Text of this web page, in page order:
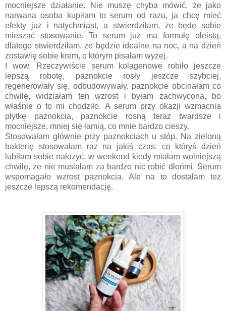
mocniejsze działanie. Nie muszę chyba mówić, że jako
narwana osoba kupiłam to serum od razu, ja chcę mieć
efekty już i natychmiast, a stwierdziłam, że będę sobie
mieszać stosowanie. To serum już ma formułę oleistą,
dlatego stwierdziłam, że będzie idealne na noc, a na dzień
zostawię sobie krem, o którym pisałam wyżej.
I wow. Rzeczywiście serum kolagenowe robiło jeszcze
lepszą robotę, paznokcie rosły jeszcze szybciej,
regenerowały się, odbudowywały, paznokcie obcinałam co
chwilę, widziałam ten wzrost i byłam zachwycona, bo
właśnie o to mi chodziło. A serum przy okazji wzmacnia
płytkę paznokcia, paznokcie rosną teraz twardsze i
mocniejsze, mniej się łamią, co mnie bardzo cieszy.
Stosowałam głównie przy paznokciach u stóp. Na zieloną
bakterię stosowałam raz na jakiś czas, co któryś dzień
lubiłam sobie nałożyć, w weekend kiedy miałam wolniejszą
chwilę, że nie musiałam za bardzo nic robić dłońmi. Serum
wspomagało wzrost paznokcia. Ale na to dostałam też
jeszcze lepszą rekomendację.